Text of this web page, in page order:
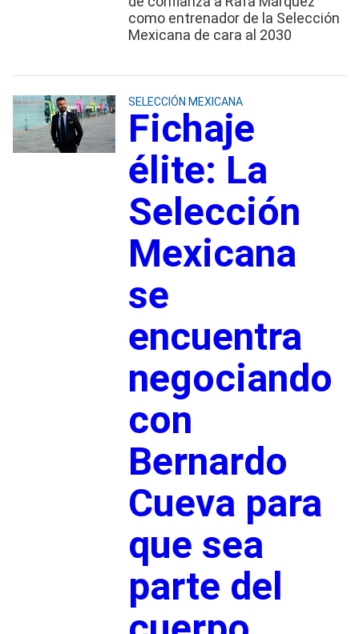
como entrenador de la Selección
Mexicana de cara al 2030
SELECCIÓN MEXICANA
Fichaje
élite: La
Selección
Mexicana
se
encuentra
negociando
con
Bernardo
Cueva para
que sea
parte del